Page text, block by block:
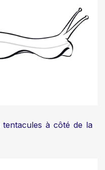
tentacules à côté de la